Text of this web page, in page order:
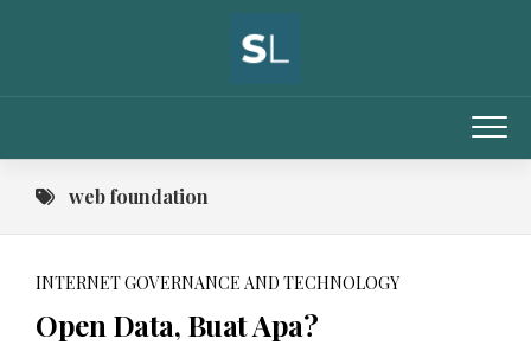
web foundation
INTERNET GOVERNANCE AND TECHNOLOGY
Open Data, Buat Apa?